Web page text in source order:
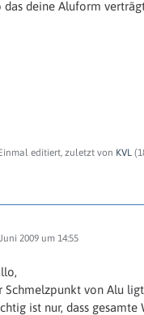
das deine Aluform
editiert, zuletzt von KVL (
2009 um 14:55
Schmelzpunkt von Alu
ist nur, dass